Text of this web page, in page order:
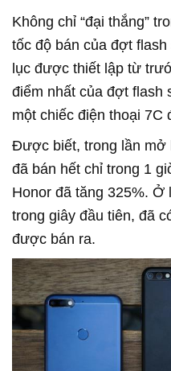
Không chỉ “đại thắng”
tốc độ bán của đợt
lục được thiết lập từ
điểm nhất của đợt flash
một chiếc điện thoại 7C
Được biết, trong lần mở
đã bán hết chỉ trong 1
Honor đã tăng 325%.
trong giây đầu tiên, đã
được bán ra.